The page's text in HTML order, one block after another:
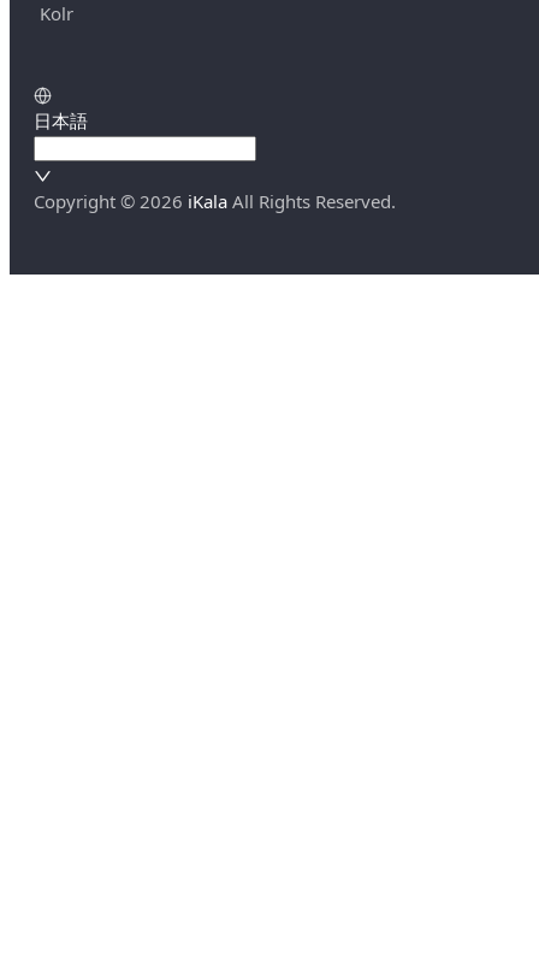
Kolr
日本語
Copyright © 2026 iKala All Rights Reserved.